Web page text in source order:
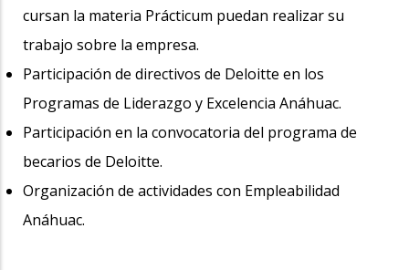
cursan la materia Prácticum puedan realizar su
trabajo sobre la empresa.
Participación de directivos de Deloitte en los
Programas de Liderazgo y Excelencia Anáhuac.
Participación en la convocatoria del programa de
becarios de Deloitte.
Organización de actividades con Empleabilidad
Anáhuac.